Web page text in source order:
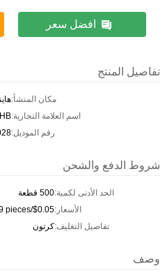
افضل سعر
تفاصيل المنتج
مكان المنشأ:
اسم العلامة التجارية:HB
رقم الموديل:
شروط الدفع والشحن
الحد الأدنى لكمية:500 قطعة
الأسعار:$0.05/pieces 500-999 pieces
تفاصيل التغليف:كرتون
وصف